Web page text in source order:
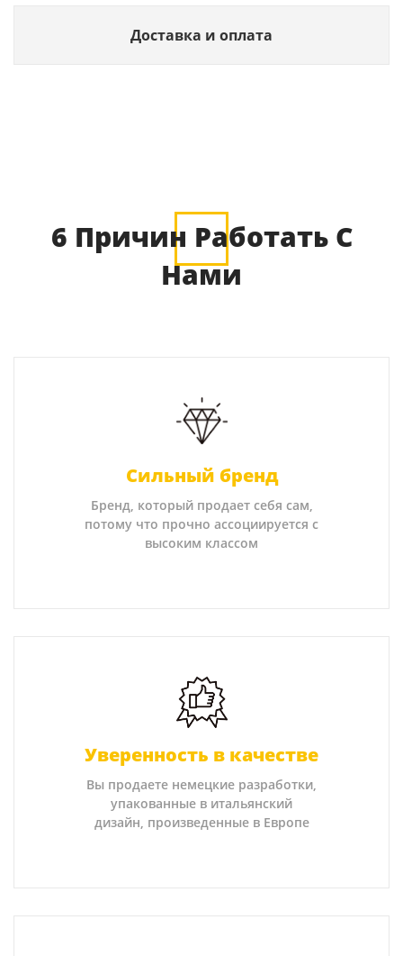
Доставка и оплата
6 Причин Работать С
Нами
Сильный бренд
Бренд, который продает себя сам,
потому что прочно ассоциируется с
высоким классом
Уверенность в качестве
Вы продаете немецкие разработки,
упакованные в итальянский
дизайн, произведенные в Европе